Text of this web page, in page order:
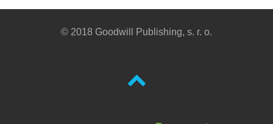
© 2018 Goodwill Publishing, s. r. o.